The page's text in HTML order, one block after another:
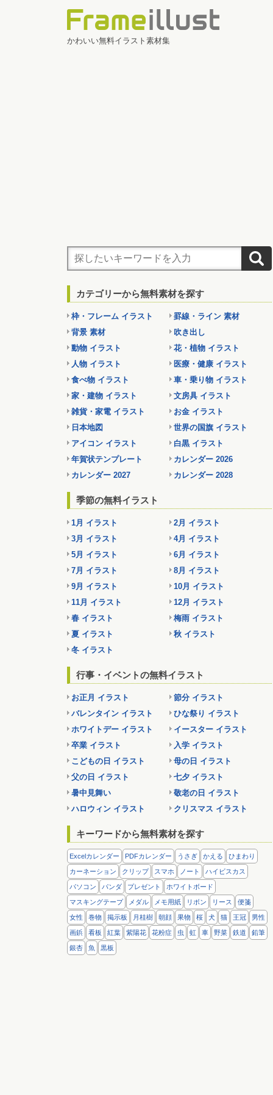
かわいい無料イラスト素材集
カテゴリーから無料素材を探す
枠・フレーム イラスト
罫線・ライン 素材
背景 素材
吹き出し
動物 イラスト
花・植物 イラスト
人物 イラスト
医療・健康 イラスト
食べ物 イラスト
車・乗り物 イラスト
家・建物 イラスト
文房具 イラスト
雑貨・家電 イラスト
お金 イラスト
日本地図
世界の国旗 イラスト
アイコン イラスト
白黒 イラスト
年賀状テンプレート
カレンダー 2026
カレンダー 2027
カレンダー 2028
季節の無料イラスト
1月 イラスト
2月 イラスト
3月 イラスト
4月 イラスト
5月 イラスト
6月 イラスト
7月 イラスト
8月 イラスト
9月 イラスト
10月 イラスト
11月 イラスト
12月 イラスト
春 イラスト
梅雨 イラスト
夏 イラスト
秋 イラスト
冬 イラスト
行事・イベントの無料イラスト
お正月 イラスト
節分 イラスト
バレンタイン イラスト
ひな祭り イラスト
ホワイトデー イラスト
イースター イラスト
卒業 イラスト
入学 イラスト
こどもの日 イラスト
母の日 イラスト
父の日 イラスト
七夕 イラスト
暑中見舞い
敬老の日 イラスト
ハロウィン イラスト
クリスマス イラスト
キーワードから無料素材を探す
Excelカレンダー PDFカレンダー うさぎ かえる ひまわり
カーネーション クリップ スマホ ノート ハイビスカス
パソコン パンダ プレゼント ホワイトボード
マスキングテープ メダル メモ用紙 リボン リース 便箋
女性 巻物 掲示板 月桂樹 朝顔 果物 桜 犬 猫 王冠 男性
画鋲 看板 紅葉 紫陽花 花粉症 虫 虹 車 野菜 鉄道 鉛筆
銀杏 魚 黒板